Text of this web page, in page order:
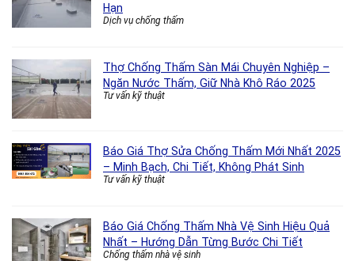
Hạn
Dịch vụ chống thấm
Thợ Chống Thấm Sàn Mái Chuyên Nghiệp –
Ngăn Nước Thấm, Giữ Nhà Khô Ráo 2025
Tư vấn kỹ thuật
Báo Giá Thợ Sửa Chống Thấm Mới Nhất 2025
– Minh Bạch, Chi Tiết, Không Phát Sinh
Tư vấn kỹ thuật
Báo Giá Chống Thấm Nhà Vệ Sinh Hiệu Quả
Nhất – Hướng Dẫn Từng Bước Chi Tiết
Chống thấm nhà vệ sinh